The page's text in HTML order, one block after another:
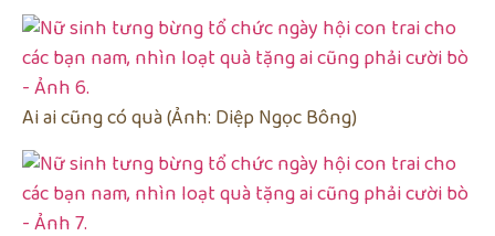
Ai ai cũng có quà (Ảnh: Diệp Ngọc Bông)